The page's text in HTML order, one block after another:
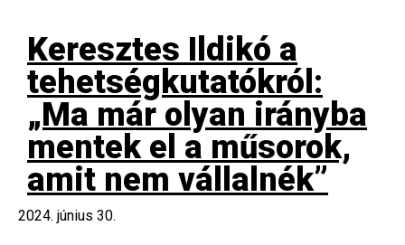
Keresztes Ildikó a
tehetségkutatókról:
„Ma már olyan irányba
mentek el a műsorok,
amit nem vállalnék”
2024. június 30.